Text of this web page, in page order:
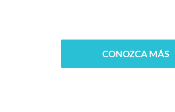
CONOZCA MÁS